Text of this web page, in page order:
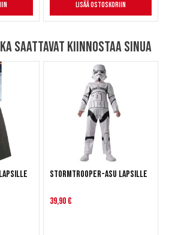
Lisää ostoskoriin
saattavat kiinnostaa sinua
Stormtrooper-asu lapsille
39,90 €